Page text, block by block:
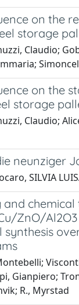
on the
storage
Claudio;
on the
storage
Claudio;
neunziger
SILVIA
and chemical
ZnO/
synthesis
Gianpiero;
R., Myrstad